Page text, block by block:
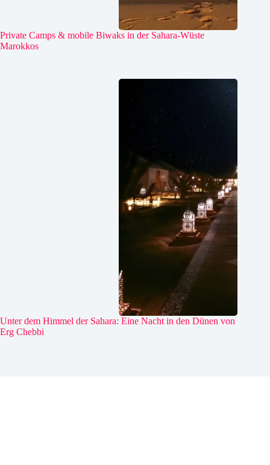
Private Camps & mobile Biwaks in der Sahara-Wüste
Marokkos
Unter dem Himmel der Sahara: Eine Nacht in den Dünen von
Erg Chebbi